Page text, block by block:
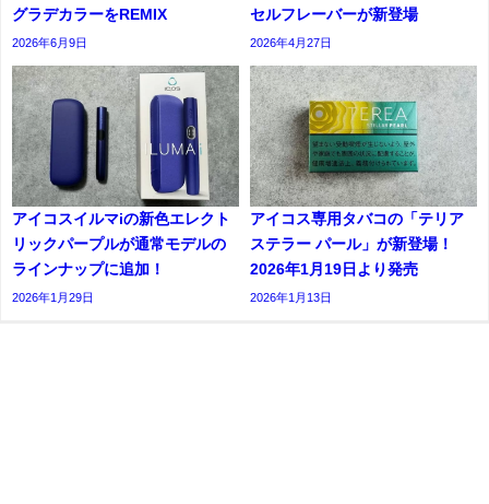
グラデカラーをREMIX
2026年6月9日
セルフレーバーが新登場
2026年4月27日
アイコスイルマiの新色エレクト
リックパープルが通常モデルの
ラインナップに追加！
2026年1月29日
アイコス専用タバコの「テリア
ステラー パール」が新登場！
2026年1月19日より発売
2026年1月13日